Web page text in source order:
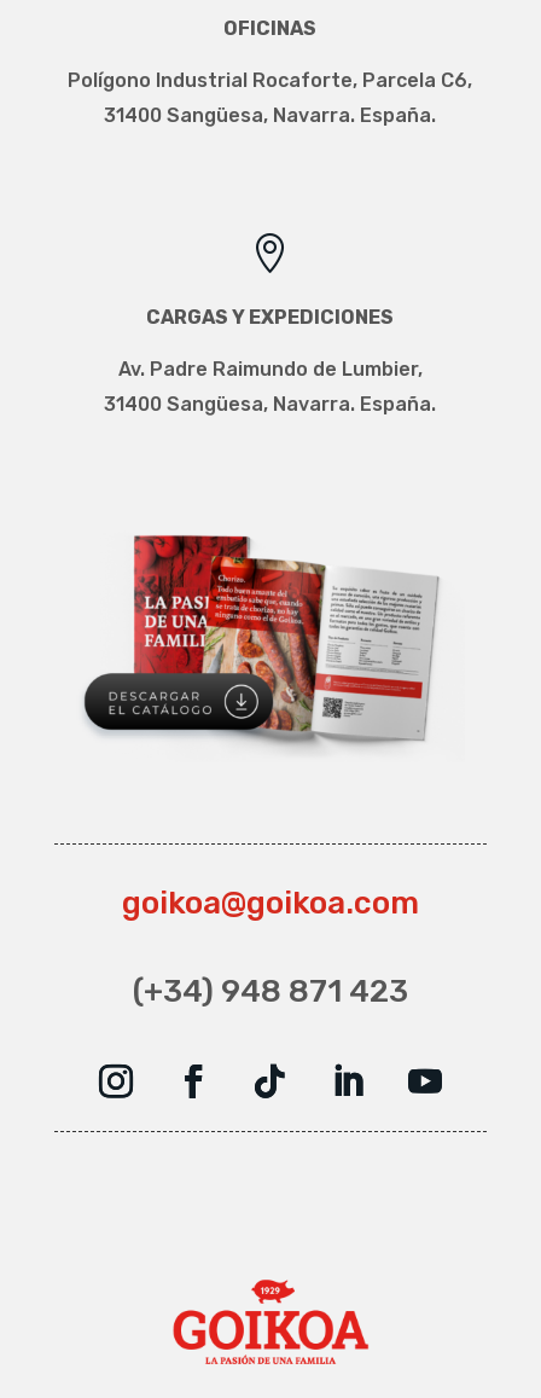
OFICINAS
Polígono Industrial Rocaforte, Parcela C6,
31400 Sangüesa, Navarra. España.

CARGAS Y EXPEDICIONES
Av. Padre Raimundo de Lumbier,
31400 Sangüesa, Navarra. España.
goikoa@goikoa.com
(+34) 948 871 423